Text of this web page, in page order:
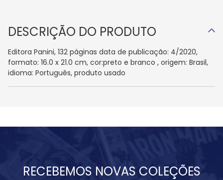
DESCRIÇÃO DO PRODUTO
Editora Panini, 132 páginas data de publicação: 4/2020,
formato: 16.0 x 21.0 cm, cor:preto e branco , origem: Brasil,
idioma: Português, produto usado
RECEBEMOS NOVAS COLEÇÕES